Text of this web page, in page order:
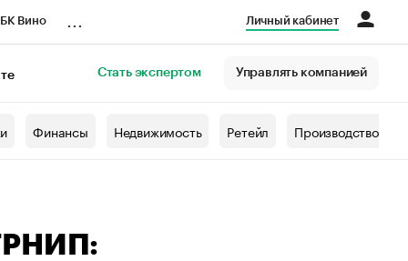
Вино Личный кабинет
Стать экспертом Управлять компанией
Финансы Недвижимость Ретейл Производство